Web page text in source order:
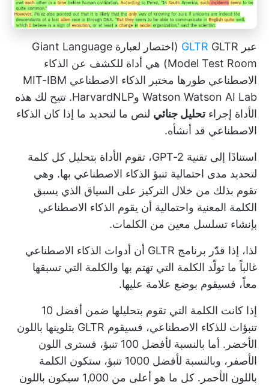
عبر GLTR
GLTR (اختصار لعبارة Giant Language
Model Test Room) هي أداة للكشف عن الذكاء
الاصطناعي طورها مختبر الذكاء الاصطناعي MIT-IBM
Watson Watson AI Lab وHarvardNLP. تتيح لك هذه
الأداة إجراءتحليل جنائي لنص ما لتحديد ما إذا كان الذكاء
الاصطناعي قد أنشأه.
استنادًا إلى تقنية GPT-2، تقوم الأداة بتحليل كل كلمة
لتحديد مدى احتمالية تنبؤ الذكاء الاصطناعي بها. وهي
تقوم بذلك من خلال التركيز على السياق الذي يسبق
الكلمة المعنية واحتمالية أن يقوم الذكاء الاصطناعي
بإنشاء تسلسل معين من الكلمات.
لذا، إذا قدّر برنامج GLTR أن أدوات الذكاء الاصطناعي
غالباً ما تولّد الكلمة التي تهتم بها والكلمة التي تسبقها
معاً، فسيقوم بوضع علامة عليها.
إذا كانت الكلمة التي تقوم بتحليلها ضمن أفضل 10
تنبؤات للذكاء الاصطناعي، فسيقوم GLTR بتلوينها باللون
الأخضر. أما بالنسبة لأفضل 100 تنبؤ، فسترى اللون
الأصفر، وبالنسبة لأفضل 1000 تنبؤ، ستكون الكلمة
باللون الأحمر. كل ما هو أعلى من 1,000 سيكون باللون